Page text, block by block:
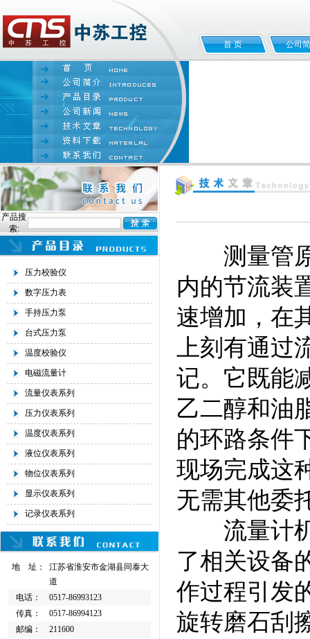
首 页 公司
产品搜
索:
压力校验仪
数字压力表
手持压力泵
台式压力泵
温度校验仪
电磁流量计
流量仪表系列
压力仪表系列
温度仪表系列
液位仪表系列
物位仪表系列
显示仪表系列
记录仪表系列
地 址：
江苏省淮安市金湖县同泰大
道
电话：
0517-86993123
传真：
0517-86994123
邮编：
211600
测量管原
内的节流装
速增加，在
上刻有通
记。它既能
乙二醇和油
的环路条件
现场完成这
无需其他委
流量计机
了相关设备
作过程引发
旋转磨石刮